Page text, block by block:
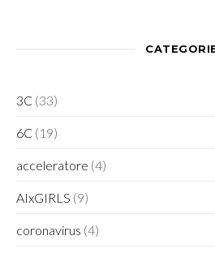
3C (33)
6C (19)
acceleratore (4)
AIxGIRLS (9)
coronavirus (4)